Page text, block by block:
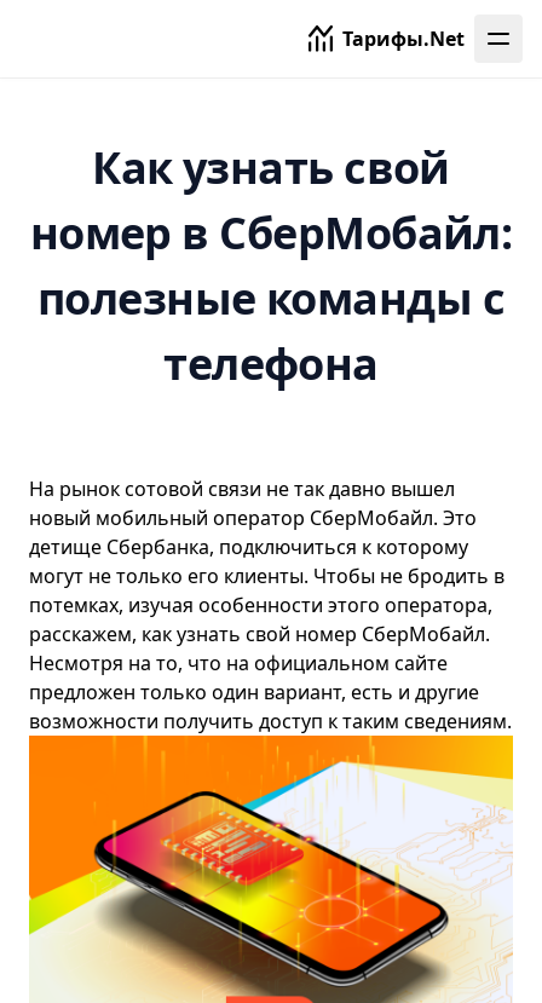
Тарифы.Net
Как узнать свой
номер в СберМобайл:
полезные команды с
телефона
На рынок сотовой связи не так давно вышел
новый мобильный оператор СберМобайл. Это
детище Сбербанка, подключиться к которому
могут не только его клиенты. Чтобы не бродить в
потемках, изучая особенности этого оператора,
расскажем, как узнать свой номер СберМобайл.
Несмотря на то, что на официальном сайте
предложен только один вариант, есть и другие
возможности получить доступ к таким сведениям.